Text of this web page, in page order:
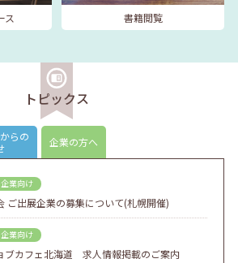
ス 書籍閲覧
トピックス
らの
企業の方へ
企業向け
ご出展企業の募集について(札幌開催)
企業向け
ブカフェ北海道 求人情報掲載のご案内